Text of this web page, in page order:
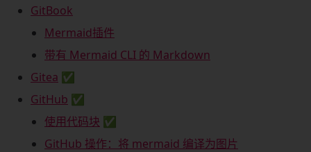
GitBook
Mermaid插件
带有 Mermaid CLI 的 Markdown
Gitea ✅
GitHub ✅
使用代码块 ✅
GitHub 操作：将 mermaid 编译为图片